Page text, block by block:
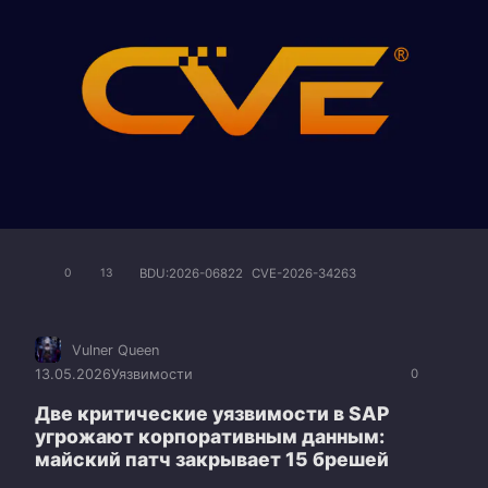
0 13 BDU:2026-06822 CVE-2026-34263
0
Vulner Queen
13.05.2026Уязвимости
Две критические уязвимости в SAP
угрожают корпоративным данным:
майский патч закрывает 15 брешей